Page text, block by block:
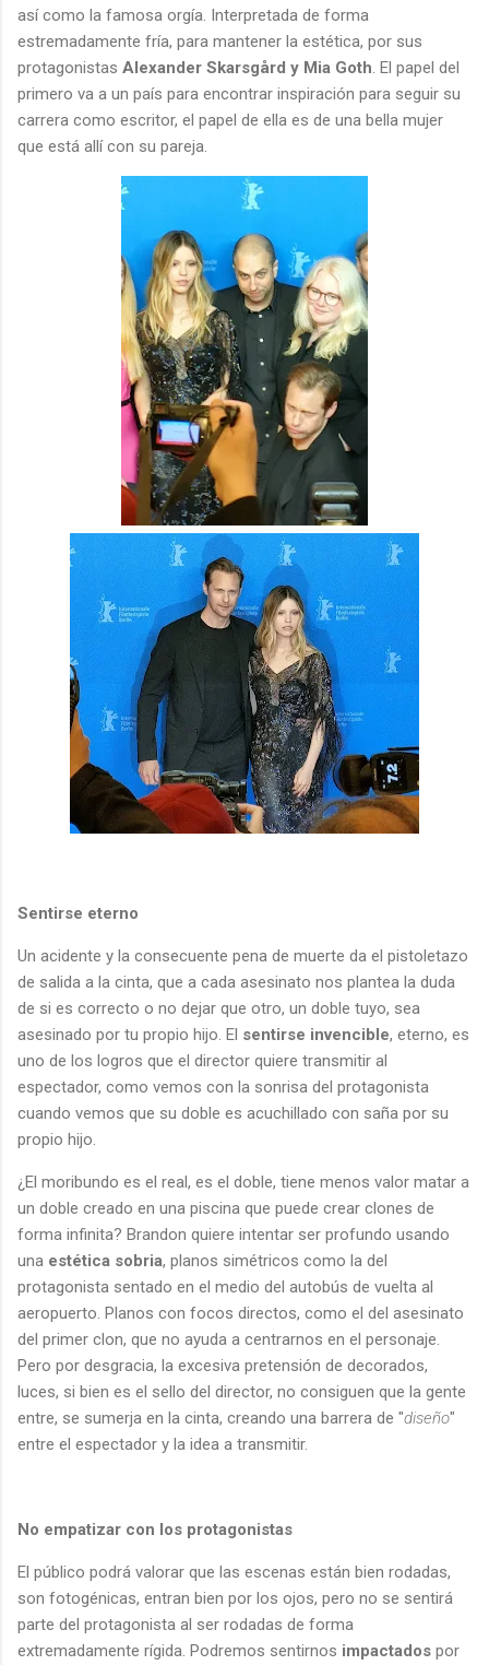
así como la famosa orgía. Interpretada de forma
estremadamente fría, para mantener la estética, por sus
protagonistas Alexander Skarsgård y Mia Goth . El papel del
primero va a un país para encontrar inspiración para seguir su
carrera como escritor, el papel de ella es de una bella mujer
que está allí con su pareja.
Sentirse eterno
Un acidente y la consecuente pena de muerte da el pistoletazo
de salida a la cinta, que a cada asesinato nos plantea la duda
de si es correcto o no dejar que otro, un doble tuyo, sea
asesinado por tu propio hijo. El sentirse invencible, eterno, es
uno de los logros que el director quiere transmitir al
espectador, como vemos con la sonrisa del protagonista
cuando vemos que su doble es acuchillado con saña por su
propio hijo.
¿El moribundo es el real, es el doble, tiene menos valor matar a
un doble creado en una piscina que puede crear clones de
forma infinita? Brandon quiere intentar ser profundo usando
una estética sobria, planos simétricos como la del
protagonista sentado en el medio del autobús de vuelta al
aeropuerto. Planos con focos directos, como el del asesinato
del primer clon, que no ayuda a centrarnos en el personaje.
Pero por desgracia, la excesiva pretensión de decorados,
luces, si bien es el sello del director, no consiguen que la gente
entre, se sumerja en la cinta, creando una barrera de "diseño"
entre el espectador y la idea a transmitir.
No empatizar con los protagonistas
El público podrá valorar que las escenas están bien rodadas,
son fotogénicas, entran bien por los ojos, pero no se sentirá
parte del protagonista al ser rodadas de forma
extremadamente rígida. Podremos sentirnos impactados por